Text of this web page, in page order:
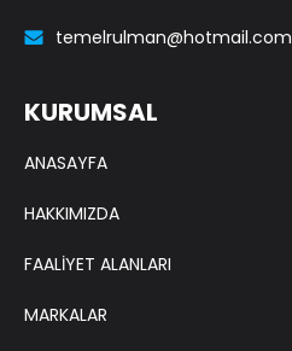
temelrulman@hotmail.com
KURUMSAL
ANASAYFA
HAKKIMIZDA
FAALİYET ALANLARI
MARKALAR